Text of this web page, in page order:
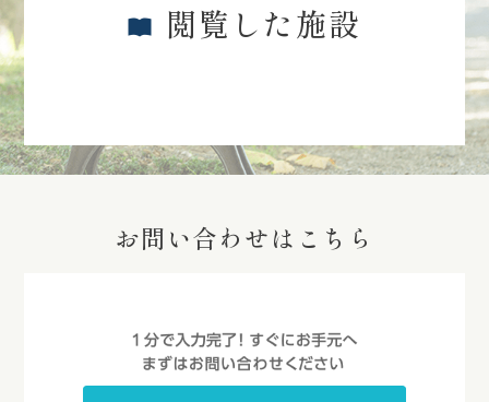
閲覧した施設
お問い合わせはこちら